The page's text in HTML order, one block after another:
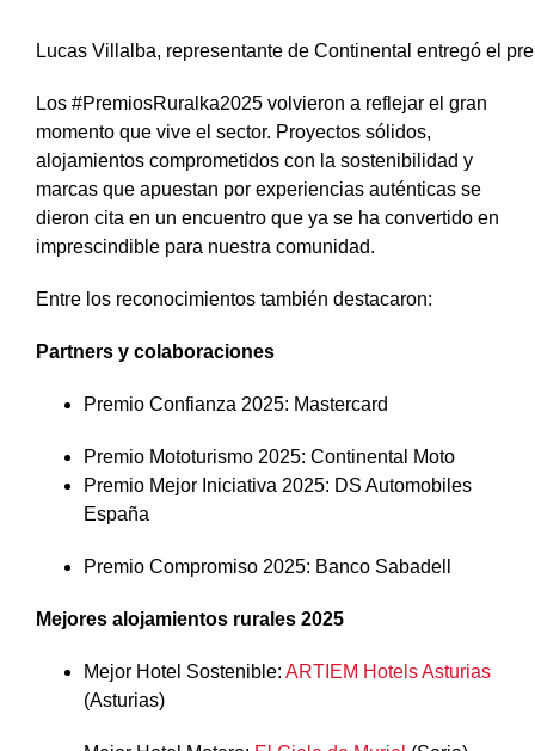
Lucas Villalba, representante de Continental entregó el
Los #PremiosRuralka2025 volvieron a reflejar el gran
momento que vive el sector. Proyectos sólidos,
alojamientos comprometidos con la sostenibilidad y
marcas que apuestan por experiencias auténticas se
dieron cita en un encuentro que ya se ha convertido en
imprescindible para nuestra comunidad.
Entre los reconocimientos también destacaron:
Partners y colaboraciones
Premio Confianza 2025: Mastercard
Premio Mototurismo 2025: Continental Moto
Premio Mejor Iniciativa 2025: DS Automobiles
España
Premio Compromiso 2025: Banco Sabadell
Mejores alojamientos rurales 2025
Mejor Hotel Sostenible: ARTIEM Hotels Asturias
(Asturias)